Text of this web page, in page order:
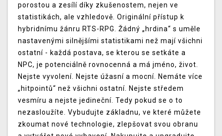
porostou a zesílí díky zkušenostem, nejen ve
statistikách, ale vzhledově. Originální přístup k
hybridnímu žánru RTS-RPG. Žádný „hrdina“ s uměle
nastavenými silnějšími statistikami než mají všichni
ostatní - každá postava, se kterou se setkáte a
NPC, je potenciálně rovnocenná a má jméno, život.
Nejste vyvolení. Nejste úžasní a mocní. Nemáte více
„hitpointů“ než všichni ostatní. Nejste středem
vesmíru a nejste jedineční. Tedy pokud se o to
nezasloužíte. Vybudujte základnu, ve které můžete
zkoumat nové technologie, zlepšovat svou obranu